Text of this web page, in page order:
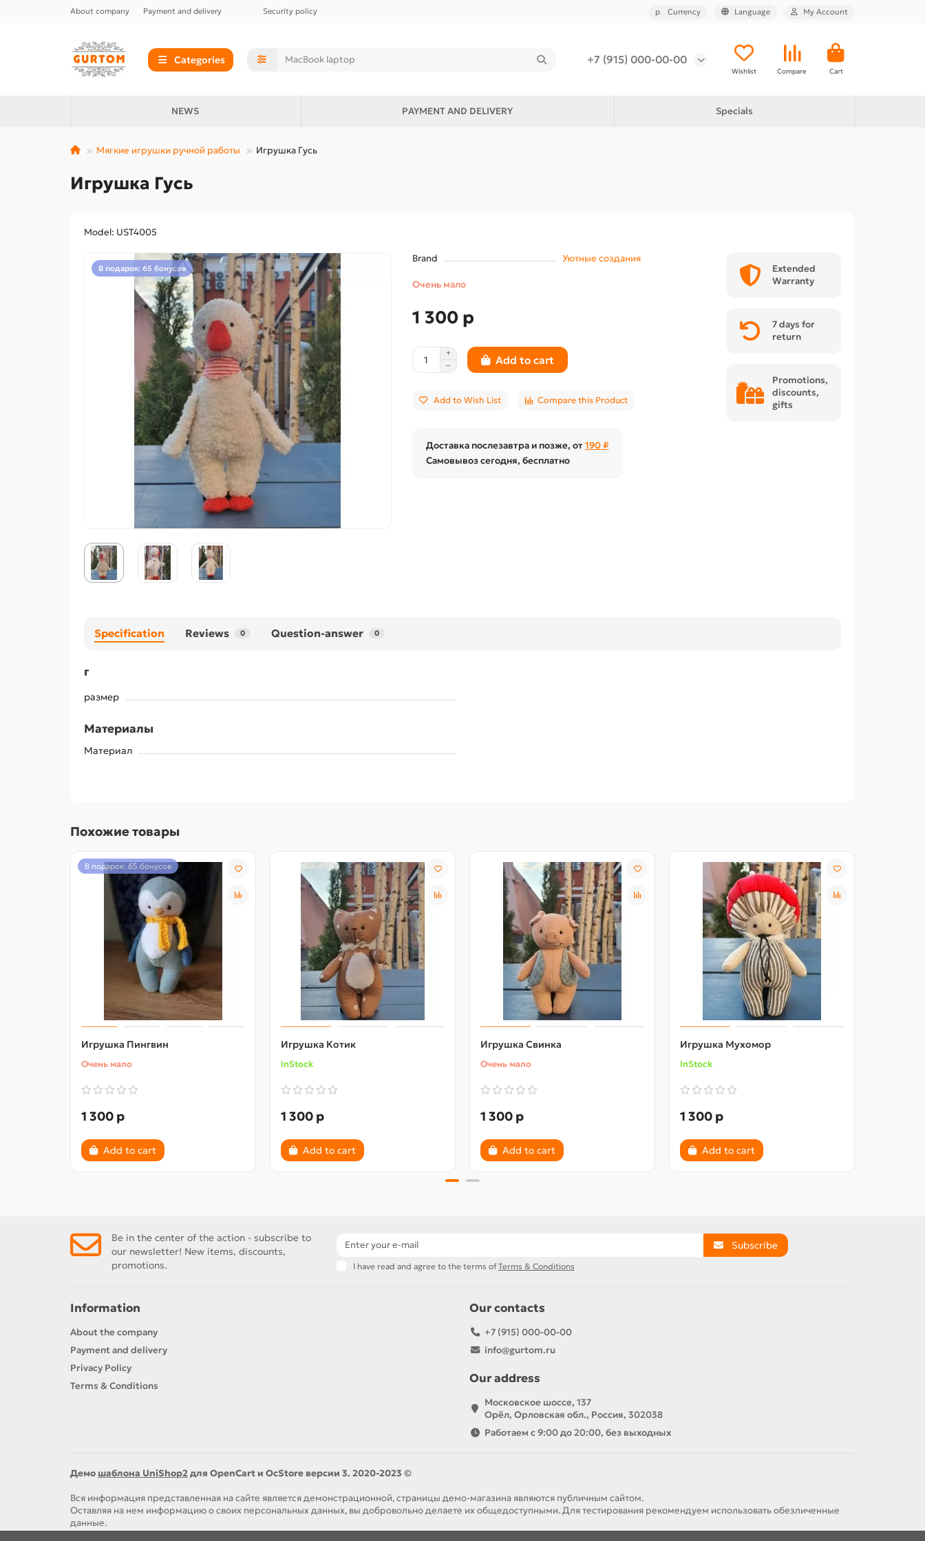
About company Payment and delivery Security policy р Currency Language My Account
Categories +7 (915) 000-00-00
Wishlist Compare Cart
NEWS PAYMENT AND DELIVERY Specials
Мягкие игрушки ручной работы Игрушка Гусь
Игрушка Гусь
Model: UST4005
В подарок: 65 бонусов
Brand Уютные создания
Очень мало
1 300 р
Add to cart
Add to Wish List Compare this Product
Доставка послезавтра и позже, от190 ₽
Самовывоз сегодня, бесплатно
Extended
Warranty
7 days for
return
Promotions,
discounts,
gifts
Specification Reviews 0 Question-answer 0
г
размер
Материалы
Материал
Похожие товары
В подарок: 65 бонусов
Игрушка Пингвин
Очень мало
1 300 р
Add to cart
Игрушка Котик
InStock
1 300 р
Add to cart
Игрушка Свинка
Очень мало
1 300 р
Add to cart
Игрушка Мухомор
InStock
1 300 р
Add to cart
Be in the center of the action - subscribe to
our newsletter! New items, discounts,
promotions.
Subscribe
I have read and agree to the terms ofTerms & Conditions
Information
About the company
Payment and delivery
Privacy Policy
Terms & Conditions
Our contacts
+7 (915) 000-00-00
info@gurtom.ru
Our address
Московское шоссе, 137
Орёл, Орловская обл., Россия, 302038
Работаем с 9:00 до 20:00, без выходных
Демо шаблона UniShop2для OpenCart и OcStore версии 3. 2020-2023 ©
Вся информация представленная на сайте является демонстрационной, страницы демо-магазина являются публичным сайтом.
Оставляя на нем информацию о своих персональных данных, вы добровольно делаете их общедоступными. Для тестирования рекомендуем использовать обезличенные
данные.